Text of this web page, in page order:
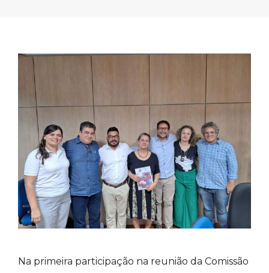
Na primeira participação na reunião da Comissão